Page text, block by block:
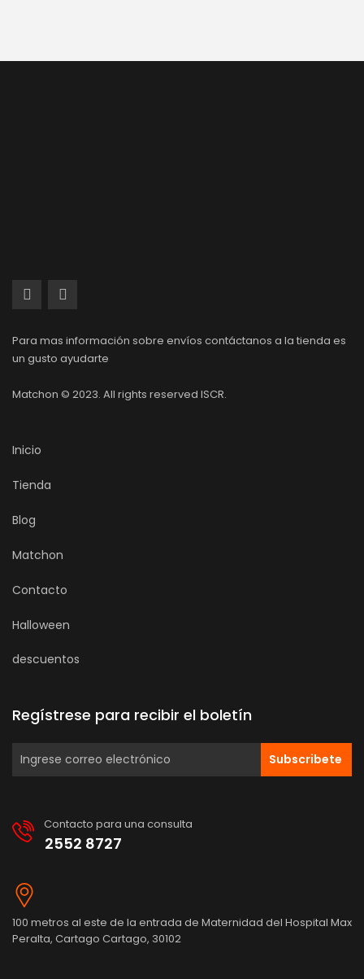
Para mas información sobre envíos contáctanos a la tienda es
un gusto ayudarte
Matchon © 2023. All rights reserved ISCR.
Inicio
Tienda
Blog
Matchon
Contacto
Halloween
descuentos
Regístrese para recibir el boletín
Subscribete
Contacto para una consulta
2552 8727
100 metros al este de la entrada de Maternidad del Hospital Max
Peralta, Cartago Cartago, 30102